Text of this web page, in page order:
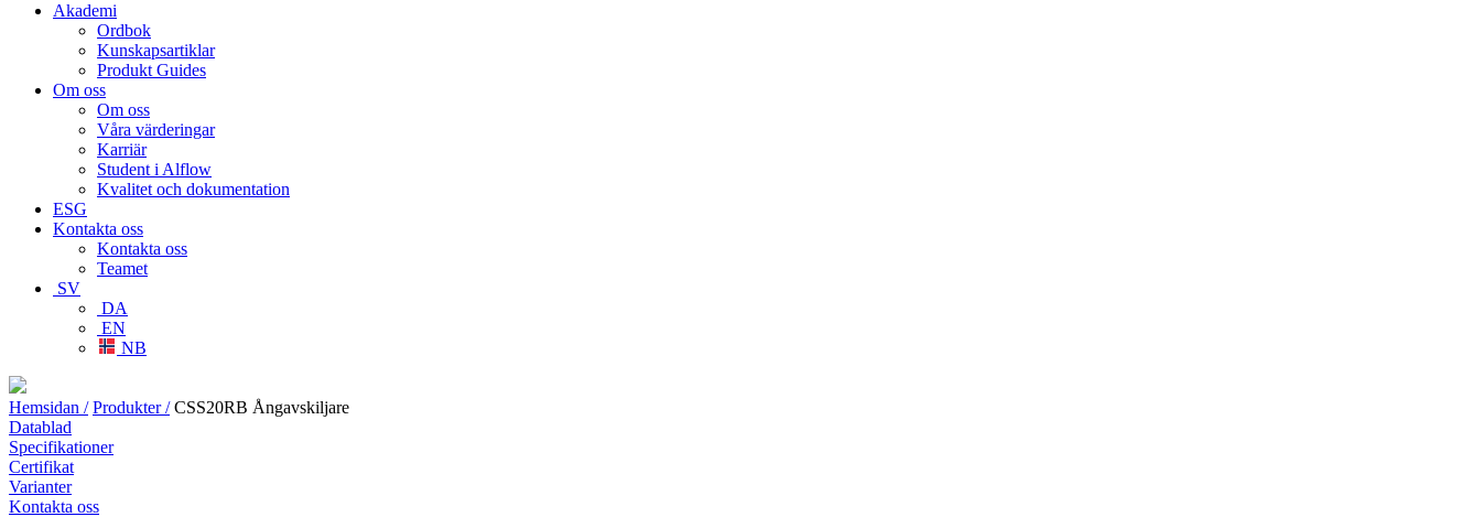
Akademi
Ordbok
Kunskapsartiklar
Produkt Guides
Om oss
Om oss
Våra värderingar
Karriär
Student i Alflow
Kvalitet och dokumentation
ESG
Kontakta oss
Kontakta oss
Teamet
SV
DA
EN
NB
Hemsidan / Produkter / CSS20RB Ångavskiljare
Datablad
Specifikationer
Certifikat
Varianter
Kontakta oss